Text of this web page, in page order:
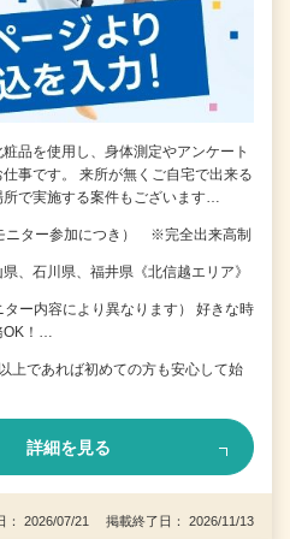
品を使用し、身体測定やアンケート
事です。 来所が無くご自宅で出来る
で実施する案件もございます…
ニター参加につき） ※完全出来高制
、石川県、福井県《北信越エリア》
ー内容により異なります） 好きな時
OK！…
であれば初めての方も安心して始
詳細を見る
： 2026/07/21 掲載終了日： 2026/11/13